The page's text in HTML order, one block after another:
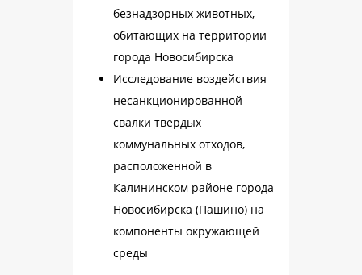
безнадзорных животных,
обитающих на территории
города Новосибирска
Исследование воздействия
несанкционированной
свалки твердых
коммунальных отходов,
расположенной в
Калининском районе города
Новосибирска (Пашино) на
компоненты окружающей
среды